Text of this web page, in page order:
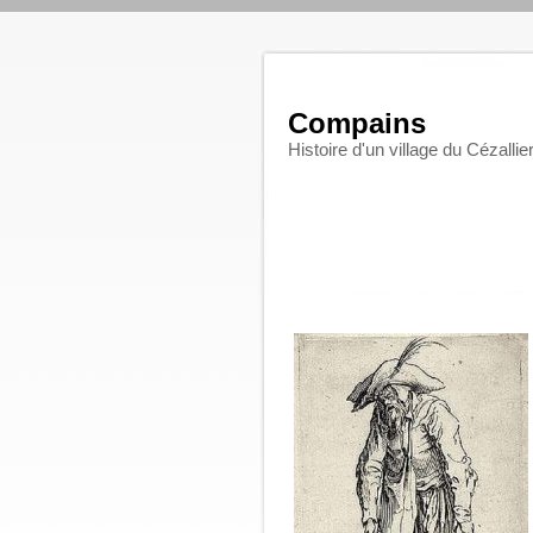
Compains
Histoire d'un village du Cézallier